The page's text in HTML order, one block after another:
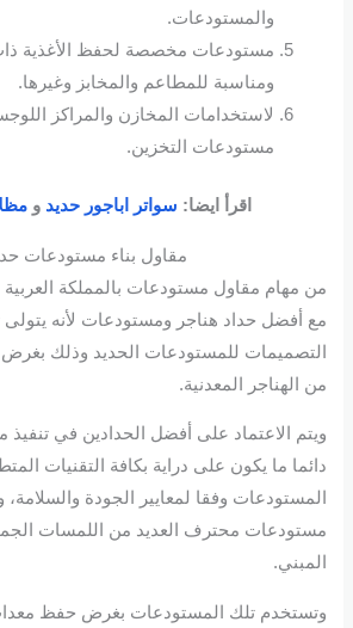
والمستودعات.
مستودعات مخصصة لحفظ الأغذية
ومناسبة للمطاعم والمخابز وغيرها.
لاستخدامات المخازن والمراكز
مستودعات التخزين.
اقرأ ايضا: سواتر اباجور حديد و
مقاول بناء مستودعات
من مهام مقاول مستودعات بالمملكة العربية
مع أفضل حداد هناجر ومستودعات لأنه يتولى
التصميمات للمستودعات الحديد وذلك بغرض
من الهناجر المعدنية.
ويتم الاعتماد على أفضل الحدادين في تنفيذ
دائما ما يكون على دراية بكافة التقنيات
المستودعات وفقا لمعايير الجودة
مستودعات محترف العديد من اللمسات
المبني.
وتستخدم تلك المستودعات بغرض حفظ